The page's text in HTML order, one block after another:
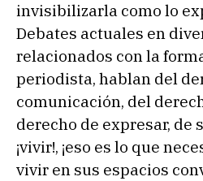
invisibilizarla como lo
Debates actuales en
relacionados con la
periodista, hablan del
comunicación, del
derecho de expresar, de
¡vivir!, ¡eso es lo que
vivir en sus espacios